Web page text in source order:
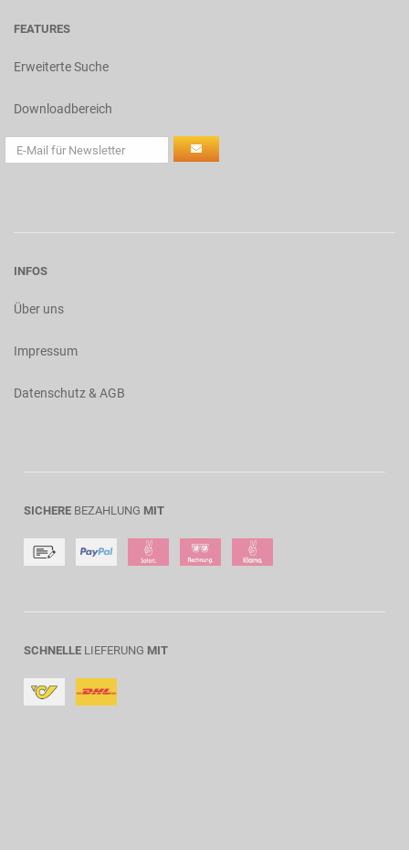
FEATURES
Erweiterte Suche
Downloadbereich
INFOS
Über uns
Impressum
Datenschutz & AGB
SICHERE BEZAHLUNG MIT
SCHNELLE LIEFERUNG MIT